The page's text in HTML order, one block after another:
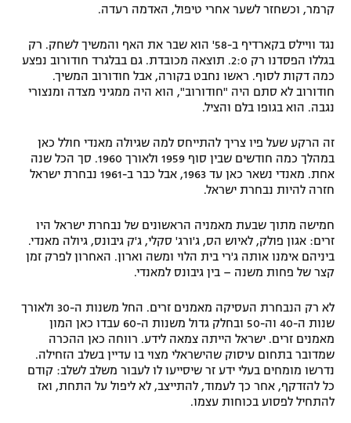
קרמר, וכשחזר לשער אחרי טיפול, האדמה רעדה.
נגד וויילס בקארדיף ב-58' הוא שבר את האף והמשיך לשחק. רק
בגללו הפסדנו רק 2:0. תוצאה מכובדת. גם בבלגרד חודורוב נפצע
כמה דקות לסוף. ראשו נחבט בקורה, אבל חודורוב המשיך.
חודורוב לא סתם היה "חודורוב", הוא היה ממגיני מצדה ומנצורי
נגבה. הוא בגופו בלם והציל.
זה הרקע שעל פיו צריך להתייחס למה שגיולה מאנדי חולל כאן
במהלך כמה חודשים שבין סוף 1959 ולאורך 1960. סך הכל שנה
אחת. מאנדי נשאר כאן עד 1963, אבל כבר ב-1961 נבחרת ישראל
חזרה להיות נבחרת ישראל.
חמישה מתוך שבעת מאמניה הראשונים של נבחרת ישראל היו
זרים: אגון פולק, לאיוש הס, ג'ורג' סקלי, ג'ק גיבונס, גיולה מאנדי.
ביניהם אימנו אותה ג'רי בית הלוי ומשה וארון. האחרון לפרק זמן
קצר של פחות משנה – בין גיבונס למאנדי.
לא רק הנבחרת העסיקה מאמנים זרים. החל משנות ה-30 ולאורך
שנות ה-40 וה-50 ובחלק גדול משנות ה-60 עבדו כאן המון
מאמנים זרים. ישראל הייתה צמאה לידע. רווחה כאן ההכרה
שמדובר בתחום עיסוק שהישראלי מצוי בו עדיין בשלב הזחילה.
נדרשו מומחים בעלי ידע זר שיסייעו לו לעבור משלב לשלב: קודם
כל להזדקף, אחר כך לעמוד, להתייצב, לא ליפול על התחת, ואז
להתחיל לפסוע בכוחות עצמו.